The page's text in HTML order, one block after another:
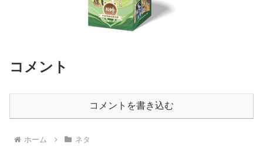
コメント
コメントを書き込む
ホーム ネタ